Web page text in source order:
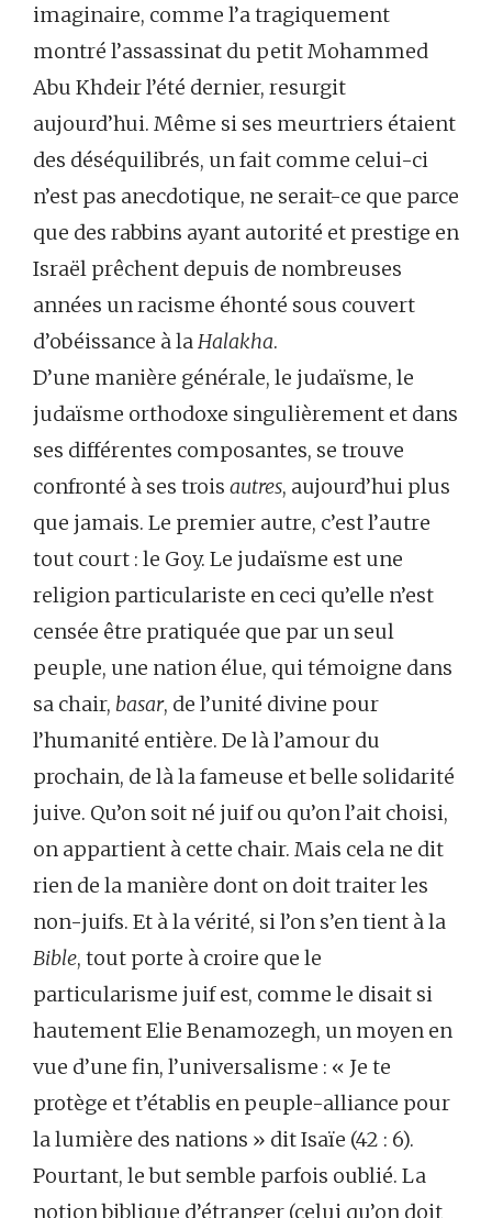
imaginaire, comme l’a tragiquement
montré l’assassinat du petit Mohammed
Abu Khdeir l’été dernier, resurgit
aujourd’hui. Même si ses meurtriers étaient
des déséquilibrés, un fait comme celui-ci
n’est pas anecdotique, ne serait-ce que parce
que des rabbins ayant autorité et prestige en
Israël prêchent depuis de nombreuses
années un racisme éhonté sous couvert
d’obéissance à laHalakha.
D’une manière générale, le judaïsme, le
judaïsme orthodoxe singulièrement et dans
ses différentes composantes, se trouve
confronté à ses trois autres, aujourd’hui plus
que jamais. Le premier autre, c’est l’autre
tout court : le Goy. Le judaïsme est une
religion particulariste en ceci qu’elle n’est
censée être pratiquée que par un seul
peuple, une nation élue, qui témoigne dans
sa chair, basar, de l’unité divine pour
l’humanité entière. De là l’amour du
prochain, de là la fameuse et belle solidarité
juive. Qu’on soit né juif ou qu’on l’ait choisi,
on appartient à cette chair. Mais cela ne dit
rien de la manière dont on doit traiter les
non-juifs. Et à la vérité, si l’on s’en tient à la
Bible, tout porte à croire que le
particularisme juif est, comme le disait si
hautement Elie Benamozegh, un moyen en
vue d’une fin, l’universalisme : « Je te
protège et t’établis en peuple-alliance pour
la lumière des nations » dit Isaïe (42 : 6).
Pourtant, le but semble parfois oublié. La
notion biblique d’étranger (celui qu’on doit